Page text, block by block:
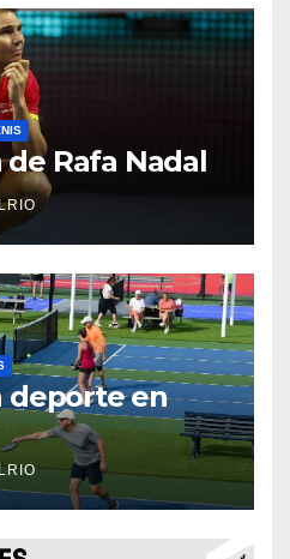
Rafa Nadal
deporte en